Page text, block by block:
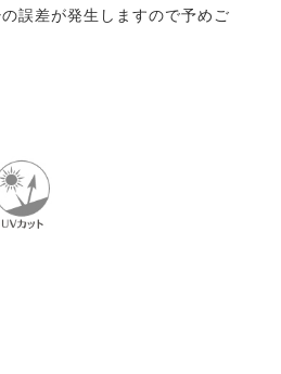
誤差が発生しますので予めご